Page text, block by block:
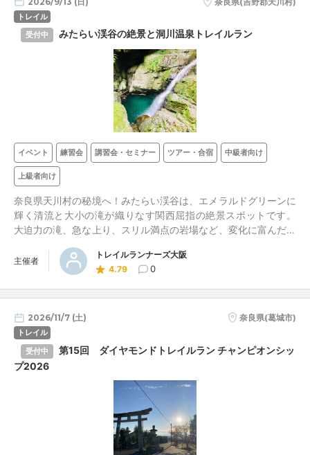
トレイル
受付中
みたらい渓谷の絶景と洞川温泉トレイルラン
イベント 練習会 講習会・セミナー ツアー・合宿 中級者向け
上級者向け
奈良県天川村の秘境へ！みたらい渓谷は、エメラルドグリーンに
輝く清流と大小の滝が織りなす関西屈指の絶景スポットです。
大迫力の滝、急な上り、スリル満点の岩場など、変化に富んだト
います。きつい登りは歩き、適宜休憩を入れながらのペースで進
みますので安心です。自然を楽しみながら、同じ趣味を持つ仲間
との出会いも楽しみませんか？
主催者
トレイルランナーズ大阪
4.79
0
2026/11/7 (土) 奈良県(葛城市)
トレイル
受付中
第15回 ダイヤモンドトレイルラン チャンピオンシッ
プ2026